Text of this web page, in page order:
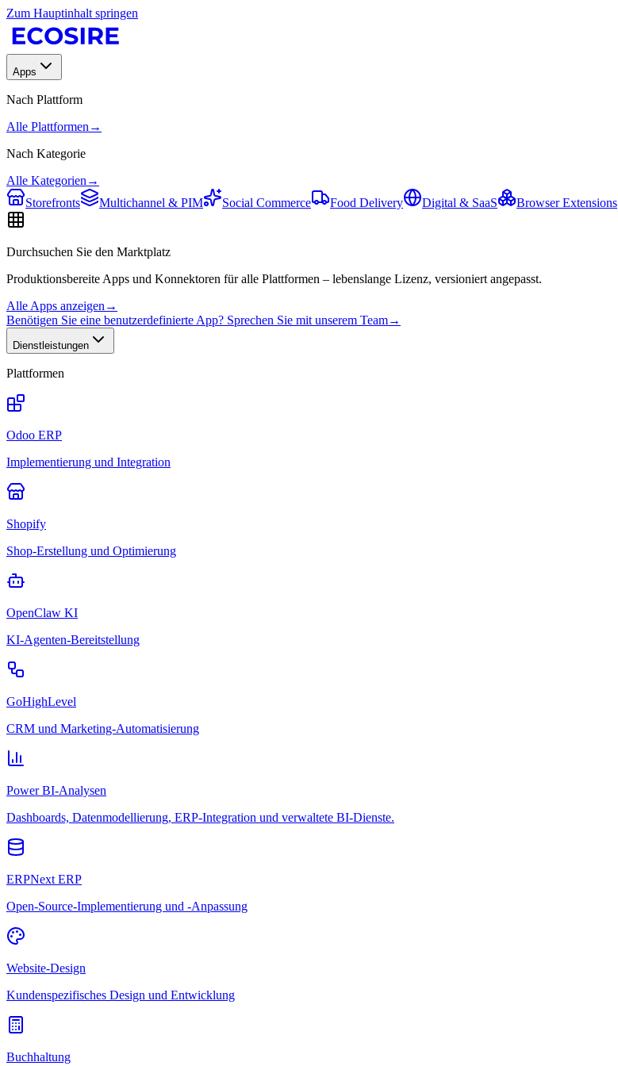
Zum Hauptinhalt springen
Apps
Nach Plattform
Alle Plattformen →
Nach Kategorie
Alle Kategorien →
Storefronts
Multichannel & PIM Social Commerce Food Delivery Digital & SaaS Browser Extensions
Durchsuchen Sie den Marktplatz
Produktionsbereite Apps und Konnektoren für alle Plattformen – lebenslange Lizenz, versioniert angepasst.
Alle Apps anzeigen →
Benötigen Sie eine benutzerdefinierte App? Sprechen Sie mit unserem Team→
Dienstleistungen
Plattformen
Odoo ERP
Implementierung und Integration
Shopify
Shop-Erstellung und Optimierung
OpenClaw KI
KI-Agenten-Bereitstellung
GoHighLevel
CRM und Marketing-Automatisierung
Power BI-Analysen
Dashboards, Datenmodellierung, ERP-Integration und verwaltete BI-Dienste.
ERPNext ERP
Open-Source-Implementierung und -Anpassung
Website-Design
Kundenspezifisches Design und Entwicklung
Buchhaltung